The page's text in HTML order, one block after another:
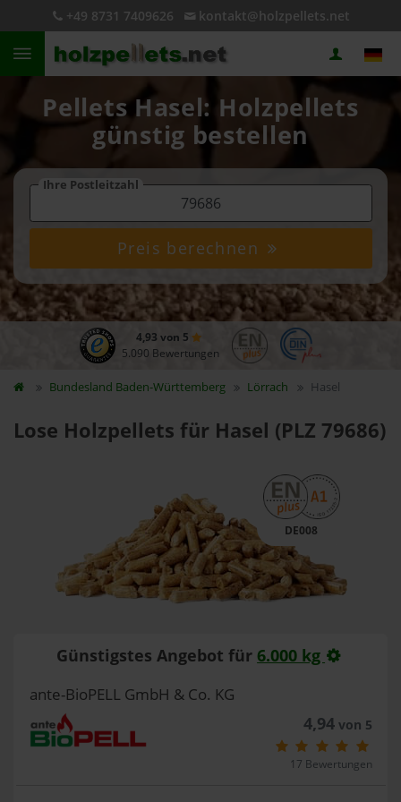
+49 8731 7409626 kontakt@holzpellets.net
Pellets Hasel: Holzpellets
günstig bestellen
Ihre Postleitzahl
Preis berechnen
4,93 von 5
5.090 Bewertungen
Bundesland Baden-Württemberg Lörrach Hasel
Lose Holzpellets für Hasel (PLZ 79686)
DE008
Günstigstes Angebot für 6.000 kg
ante-BioPELL GmbH & Co. KG
4,94von 5
17 Bewertungen